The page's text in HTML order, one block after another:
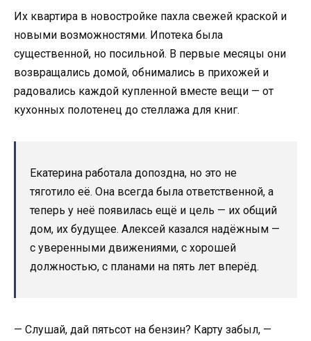
Их квартира в новостройке пахла свежей краской и
новыми возможностями. Ипотека была
существенной, но посильной. В первые месяцы они
возвращались домой, обнимались в прихожей и
радовались каждой купленной вместе вещи — от
кухонных полотенец до стеллажа для книг.
Екатерина работала допоздна, но это не
тяготило её. Она всегда была ответственной, а
теперь у неё появилась ещё и цель — их общий
дом, их будущее. Алексей казался надёжным —
с уверенными движениями, с хорошей
должностью, с планами на пять лет вперёд.
— Слушай, дай пятьсот на бензин? Карту забыл, —